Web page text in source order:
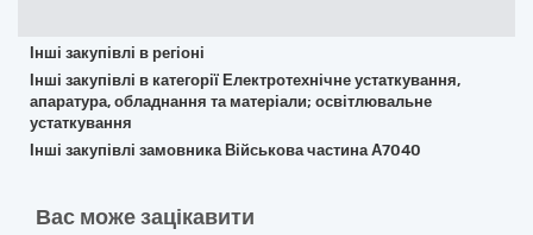
Інші закупівлі в регіоні
Інші закупівлі в категорії Електротехнічне устаткування,
апаратура, обладнання та матеріали; освітлювальне
устаткування
Інші закупівлі замовника Військова частина А7040
Вас може зацікавити